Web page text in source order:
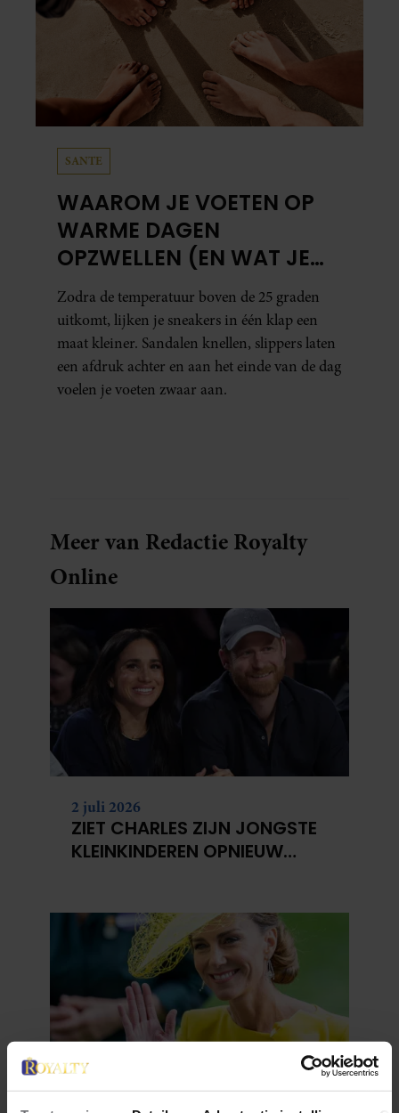
SANTE
WAAROM JE VOETEN OP
WARME DAGEN
OPZWELLEN (EN WAT JE
ERAAN KUNT DOEN)
Zodra de temperatuur boven de 25 graden
uitkomt, lijken je sneakers in één klap een
maat kleiner. Sandalen knellen, slippers laten
een afdruk achter en aan het einde van de dag
voelen je voeten zwaar aan.
Meer van Redactie Royalty
Online
2 juli 2026
ZIET CHARLES ZIJN JONGSTE
KLEINKINDEREN OPNIEUW